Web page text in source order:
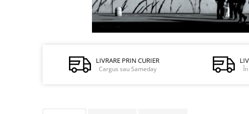
Științe Sociale si Umaniste
LIVRARE PRIN CURIER
Cargus sau Sameday